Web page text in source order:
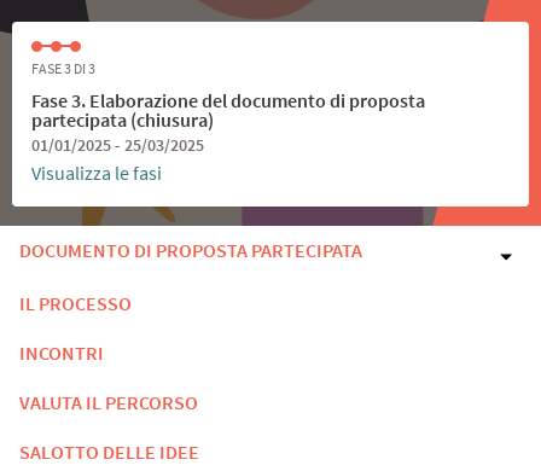
FASE 3 DI 3
Fase 3. Elaborazione del documento di proposta
partecipata (chiusura)
01/01/2025 - 25/03/2025
Visualizza le fasi
DOCUMENTO DI PROPOSTA PARTECIPATA
IL PROCESSO
INCONTRI
VALUTA IL PERCORSO
SALOTTO DELLE IDEE